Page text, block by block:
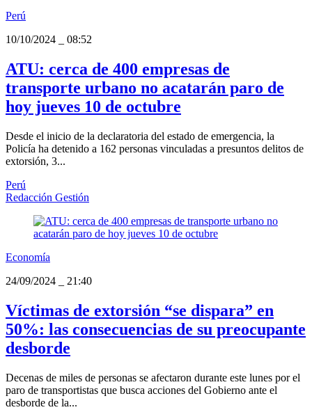
Perú
10/10/2024
08:52
ATU: cerca de 400 empresas de
transporte urbano no acatarán paro de
hoy jueves 10 de octubre
Desde el inicio de la declaratoria del estado de emergencia, la
Policía ha detenido a 162 personas vinculadas a presuntos delitos de
extorsión, 3...
Perú
Redacción Gestión
Economía
24/09/2024
21:40
Víctimas de extorsión “se dispara” en
50%: las consecuencias de su preocupante
desborde
Decenas de miles de personas se afectaron durante este lunes por el
paro de transportistas que busca acciones del Gobierno ante el
desborde de la...